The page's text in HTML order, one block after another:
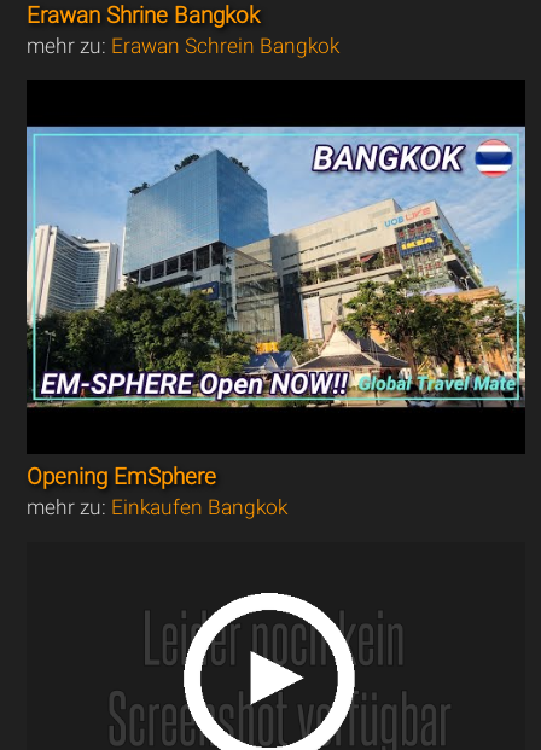
Erawan Shrine Bangkok
mehr zu: Erawan Schrein Bangkok
Opening EmSphere
mehr zu: Einkaufen Bangkok